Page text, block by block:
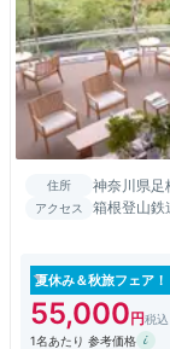
住所 神奈川県
アクセス
箱根登山
夏休み＆秋旅フェア！
55,000
1名あたり 参考価格